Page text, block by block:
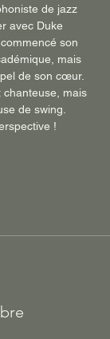
de jazz
avec Duke
son
mais
de son cœur.
chanteuse, mais
de swing.
!